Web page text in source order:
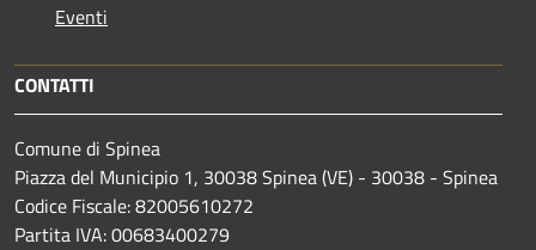
Eventi
CONTATTI
Comune di Spinea
Piazza del Municipio 1, 30038 Spinea (VE) - 30038 - Spinea
Codice Fiscale: 82005610272
Partita IVA: 00683400279